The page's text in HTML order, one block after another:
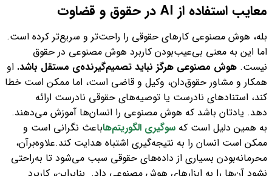
معایب استفاده از AI در حقوق و قضاوت
بله، هوش مصنوعی کارهای حقوقی را راحت‌تر و سریع‌تر کرده است.
اما این به معنی بی‌عیب‌بودن کاربرد هوش مصنوعی در حقوق
نیست. هوش مصنوعی هرگز نباید تصمیم‌گیرنده‌ی مستقل باشد. او
همکار و مشاور حقوق‌دان، وکیل و قاضی است، اما ممکن است خطا
کند، استنادهای نادرست یا توصیه‌های حقوقی نادرست ارائه
دهد. یادتان باشد که هوش مصنوعی را انسان‌ها آموزش می‌دهند.
به همین دلیل است که سوگیری الگوریتم‌هاباعث نگرانی است و
ممکن است انسان را به نتیجه‌گیری اشتباه هدایت کند.علاوه‌‌برآن،
محرمانه‌بودن بسیاری از داده‌های حقوقی سبب می‌شود تا به‌راحتی